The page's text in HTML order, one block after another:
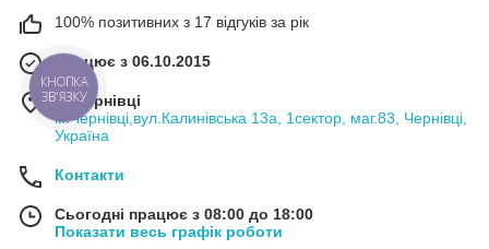
- хромового кольору з одним важелем;
- з витяжним і гнучким виливом;
- виготовлені з нержавіючої сталі;
- хромового кольору з двома вентилями;
- бронзового кольору;
- зі з'єднанням із фільтром.
100% позитивних з 17 відгуків за рік
Працює з 06.10.2015
м. Чернівці
м.Чернівці,вул.Калинівська 13а, 1сектор, маг.83, Чернівці,
Україна
Контакти
Сьогодні працює з 08:00 до 18:00
Показати весь графік роботи
КНОПКА
ЗВ'ЯЗКУ